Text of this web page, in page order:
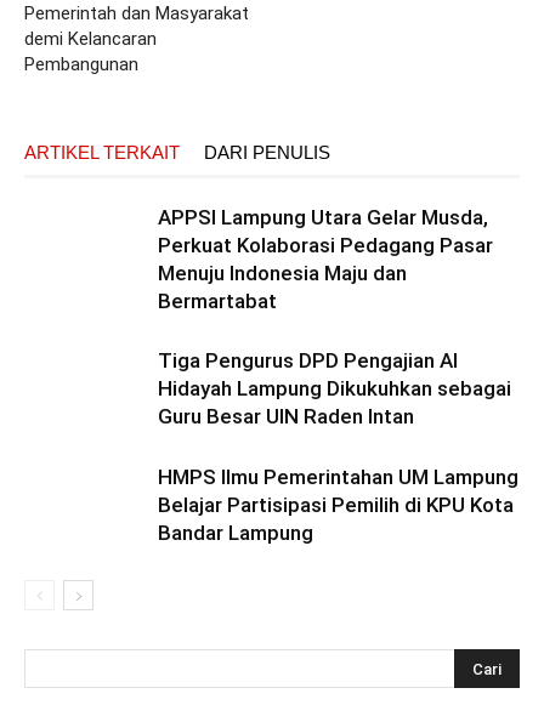
Pemerintah dan Masyarakat
demi Kelancaran
Pembangunan
ARTIKEL TERKAIT DARI PENULIS
APPSI Lampung Utara Gelar Musda,
Perkuat Kolaborasi Pedagang Pasar
Menuju Indonesia Maju dan
Bermartabat
Tiga Pengurus DPD Pengajian Al
Hidayah Lampung Dikukuhkan sebagai
Guru Besar UIN Raden Intan
HMPS Ilmu Pemerintahan UM Lampung
Belajar Partisipasi Pemilih di KPU Kota
Bandar Lampung